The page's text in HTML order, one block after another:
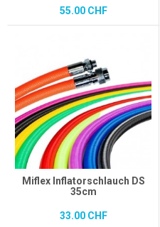
55.00 CHF
Miflex Inflatorschlauch DS
35cm
33.00 CHF